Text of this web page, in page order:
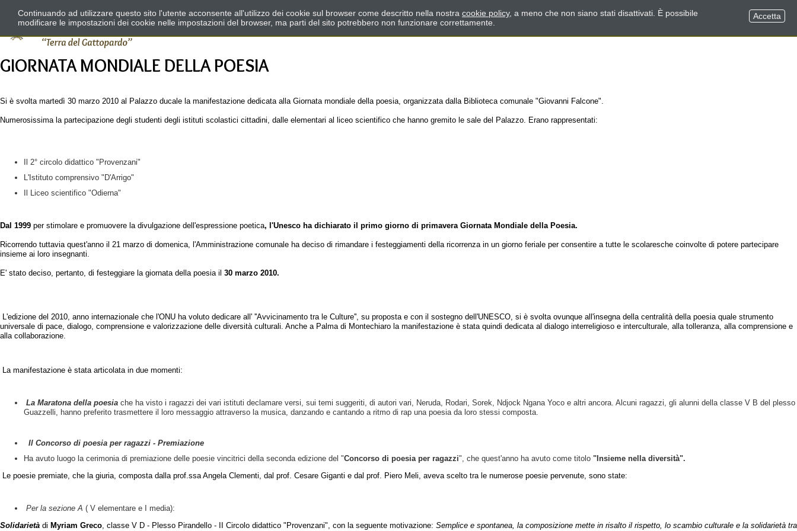
GIORNATA MONDIALE DELLA POESIA
Si è svolta martedì 30 marzo 2010 al Palazzo ducale la manifestazione dedicata alla Giornata mondiale della poesia, organizzata dalla Biblioteca comunale "Giovanni Falcone".
Numerosissima la partecipazione degli studenti degli istituti scolastici cittadini, dalle elementari al liceo scientifico che hanno gremito le sale del Palazzo. Erano rappresentati:
Il 2° circolo didattico "Provenzani"
L'Istituto comprensivo "D'Arrigo"
Il Liceo scientifico "Odierna"
Dal 1999 per stimolare e promuovere la divulgazione dell'espressione poetica, l'Unesco ha dichiarato il primo giorno di primavera Giornata Mondiale della Poesia.
Ricorrendo tuttavia quest'anno il 21 marzo di domenica, l'Amministrazione comunale ha deciso di rimandare i festeggiamenti della ricorrenza in un giorno feriale per consentire a tutte le scolaresche coinvolte di potere partecipare
insieme ai loro insegnanti.
E' stato deciso, pertanto, di festeggiare la giornata della poesia il 30 marzo 2010.
L'edizione del 2010, anno internazionale che l'ONU ha voluto dedicare all' ''Avvicinamento tra le Culture'', su proposta e con il sostegno dell'UNESCO, si è svolta ovunque all'insegna della centralità della poesia quale strumento
universale di pace, dialogo, comprensione e valorizzazione delle diversità culturali. Anche a Palma di Montechiaro la manifestazione è stata quindi dedicata al dialogo interreligioso e interculturale, alla tolleranza, alla comprensione e
alla collaborazione.
La manifestazione è stata articolata in due momenti:
La Maratona della poesia che ha visto i ragazzi dei vari istituti declamare versi, sui temi suggeriti, di autori vari, Neruda, Rodari, Sorek, Ndjock Ngana Yoco e altri ancora. Alcuni ragazzi, gli alunni della classe V B del plesso
Guazzelli, hanno preferito trasmettere il loro messaggio attraverso la musica, danzando e cantando a ritmo di rap una poesia da loro stessi composta.
Il Concorso di poesia per ragazzi - Premiazione
Ha avuto luogo la cerimonia di premiazione delle poesie vincitrici della seconda edizione del "Concorso di poesia per ragazzi", che quest'anno ha avuto come titolo "Insieme nella diversità".
Le poesie premiate, che la giuria, composta dalla prof.ssa Angela Clementi, dal prof. Cesare Giganti e dal prof. Piero Meli, aveva scelto tra le numerose poesie pervenute, sono state:
Per la sezione A ( V elementare e I media):
Solidarietà di Myriam Greco, classe V D - Plesso Pirandello - II Circolo didattico "Provenzani", con la seguente motivazione: Semplice e spontanea, la composizione mette in risalto il rispetto, lo scambio culturale e la solidarietà tra
Continuando ad utilizzare questo sito l'utente acconsente all'utilizzo dei cookie sul browser come descritto nella nostra cookie policy, a meno che non siano stati disattivati. È possibile
modificare le impostazioni dei cookie nelle impostazioni del browser, ma parti del sito potrebbero non funzionare correttamente.
Accetta